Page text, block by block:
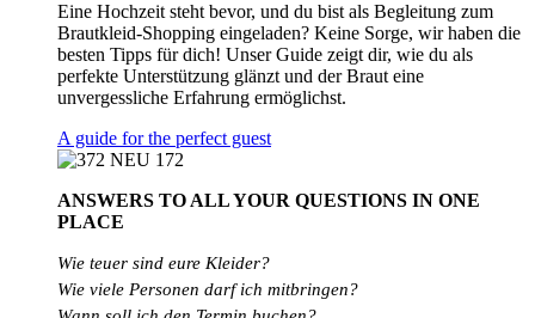
Eine Hochzeit steht bevor, und du bist als Begleitung zum
Brautkleid-Shopping eingeladen? Keine Sorge, wir haben die
besten Tipps für dich! Unser Guide zeigt dir, wie du als
perfekte Unterstützung glänzt und der Braut eine
unvergessliche Erfahrung ermöglichst.
A guide for the perfect guest
ANSWERS TO ALLYOUR QUESTIONS IN ONE
PLACE
Wie teuer sind eure Kleider?
Wie viele Personen darf ich mitbringen?